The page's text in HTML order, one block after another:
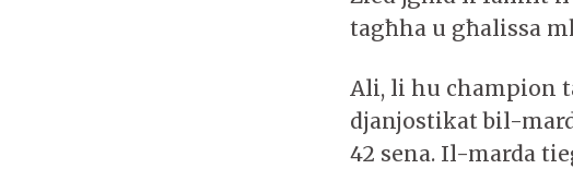
tagħha u għalissa
Ali, li hu champion
djanjostikat bil-
42 sena. Il-marda